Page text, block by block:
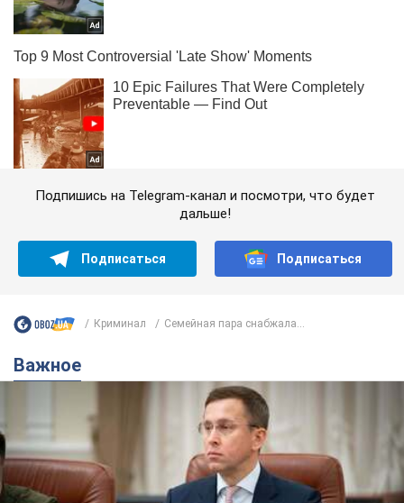
Подпишись на Telegram-канал и посмотри, что будет
дальше!
Подписаться Подписаться
Криминал Семейная пара снабжала...
Важное